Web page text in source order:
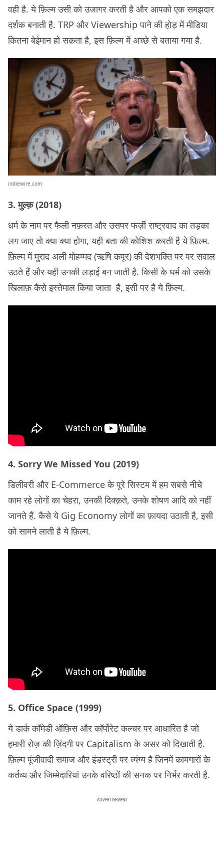
वही है. ये फ़िल्म उसी को उजागर करती है और आपको एक समझदार
दर्शक बनाती है. TRP और Viewership पाने की होड़ में मीडिया
कितना बेईमान हो सकता है, इस फ़िल्म में अच्छे से बताया गया है.
indiewire.com
3. मुल्क़ (2018)
धर्म के नाम पर फैली नफ़रत और उसपर फर्ज़ी राष्ट्रवाद का तड़का
लग जाए तो क्या क्या होगा, यही बता की कोशिश करती है ये फ़िल्म.
फ़िल्म में मुराद अली मोहम्मद (ऋषि कपूर) की देशभक्ति पर पर सवाल
उठते हैं और यही उनकी लड़ाई बन जाती है. किसी के धर्म को उसके
खिलाफ़ कैसे इस्तेमाल किया जाता है, इसी पर है ये फ़िल्म.
4. Sorry We Missed You (2019)
डिलीवरी और E-Commerce के पूरे सिस्टम में हम सबसे नीचे
काम रहे लोगों का चेहरा, उनकी दिक्क़ते, उनके शोषण आदि को नहीं
जानते हैं. कैसे ये Gig Economy लोगों का फ़ायदा उठाती है, इसी
को सामने लाती है ये फ़िल्म.
5. Office Space (1999)
ये डार्क कॉमेडी ऑफ़िस और कॉर्पोरेट कल्चर पर आधारित है जो
हमारी रोज़ की ज़िंदगी पर Capitalism के असर को दिखाती है.
फ़िल्म पूंजीवादी समाज और इंडस्ट्री पर व्यंग्य है जिनमें कामगारों के
कर्तव्य और जिम्मेदारियां उनके वरिष्ठों की सनक पर निर्भर करती है.
ADVERTISEMENT